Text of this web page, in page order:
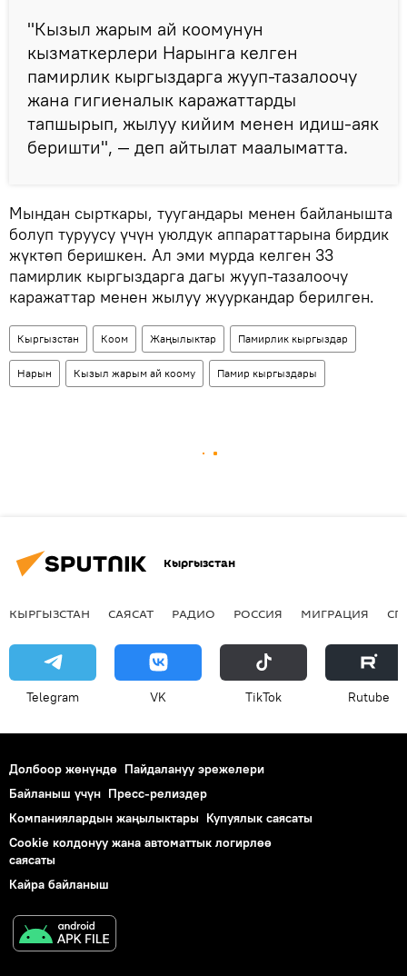
"Кызыл жарым ай коомунун
кызматкерлери Нарынга келген
памирлик кыргыздарга жууп-тазалоочу
жана гигиеналык каражаттарды
тапшырып, жылуу кийим менен идиш-аяк
беришти", — деп айтылат маалыматта.
Мындан сырткары, туугандары менен байланышта
болуп туруусу үчүн уюлдук аппараттарына бирдик
жүктөп беришкен. Ал эми мурда келген 33
памирлик кыргыздарга дагы жууп-тазалоочу
каражаттар менен жылуу жууркандар берилген.
Кыргызстан Коом Жаңылыктар Памирлик кыргыздар
Нарын Кызыл жарым ай коому Памир кыргыздары
Кыргызстан
КЫРГЫЗСТАН САЯСАТ РАДИО РОССИЯ МИГРАЦИЯ
Telegram VK ТikТоk Rutube
Долбоор жөнүндө Пайдалануу эрежелери
Байланыш үчүн Пресс-релиздер
Компаниялардын жаңылыктары Купуялык саясаты
Cookie колдонуу жана автоматтык логирлөө
саясаты
Кайра байланыш